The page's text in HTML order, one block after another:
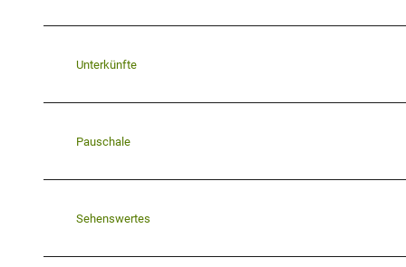
Unterkünfte
Pauschale
Sehenswertes